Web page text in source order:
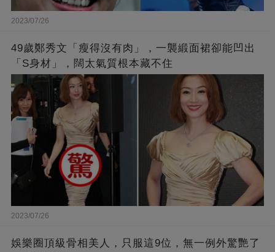
2023/07/26
49歲鄭秀文「瘦得沒有肉」，一襲緞面裙卻能凹出
「S身材」，闊太氣質根本藏不住
2023/07/26
娛樂圈頂級骨相美人，只服這9位，無一例外驚艷了